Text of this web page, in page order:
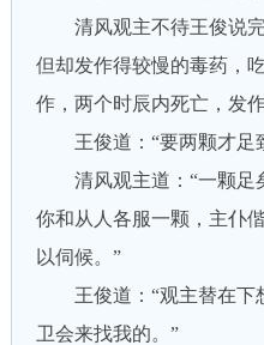
清风观主不待王俊说完
但却发作得较慢的毒药，
作，两个时辰内死亡，发
王俊道：“要两颗才足
清风观主道：“一颗足
你和从人各服一颗，主仆
以伺候。”
王俊道：“观主替在下
卫会来找我的。”